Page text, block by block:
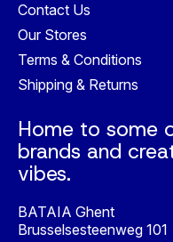
Contact Us
Our Stores
Terms & Conditions
Shipping & Returns
Home to some
brands and
vibes.
BATAIA Ghent
Brusselsesteenweg 101